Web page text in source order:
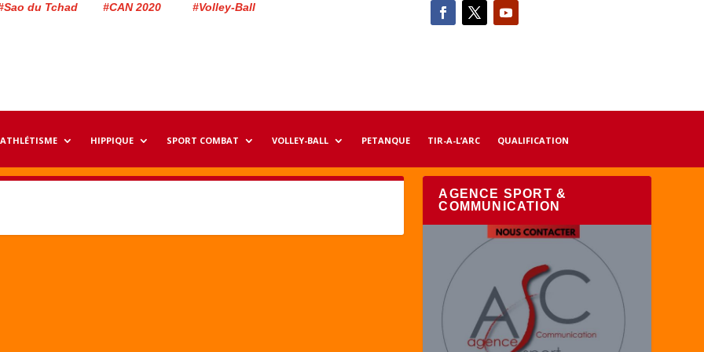
du Tchad #CAN 2020 #Volley-Ball
ATHLÉTISME HIPPIQUE SPORT COMBAT VOLLEY-BALL PETANQUE TIR-A-L’ARC QUALIFICATION
AGENCE SPORT &
COMMUNICATION